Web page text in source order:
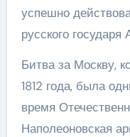
успешно
русского государя
Битва за Москву,
1812 года, была
время
Наполеоновская